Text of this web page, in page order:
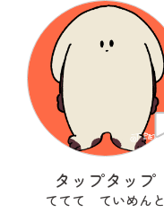
タップタップ
ててて ていめんと